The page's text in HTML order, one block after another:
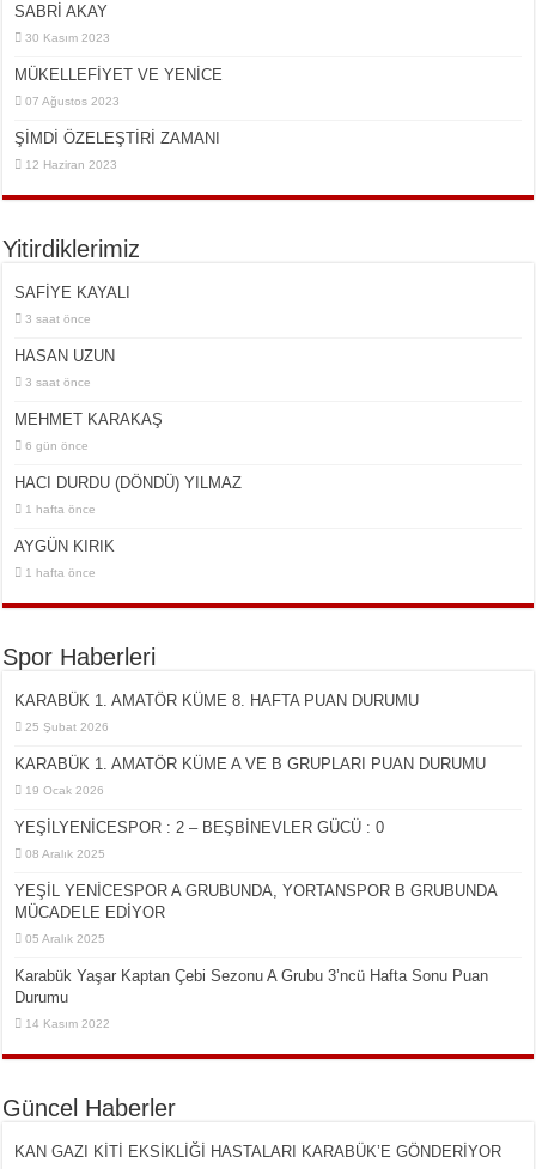
SABRİ AKAY
30 Kasım 2023
MÜKELLEFİYET VE YENİCE
07 Ağustos 2023
ŞİMDİ ÖZELEŞTİRİ ZAMANI
12 Haziran 2023
Yitirdiklerimiz
SAFİYE KAYALI
3 saat önce
HASAN UZUN
3 saat önce
MEHMET KARAKAŞ
6 gün önce
HACI DURDU (DÖNDÜ) YILMAZ
1 hafta önce
AYGÜN KIRIK
1 hafta önce
Spor Haberleri
KARABÜK 1. AMATÖR KÜME 8. HAFTA PUAN DURUMU
25 Şubat 2026
KARABÜK 1. AMATÖR KÜME A VE B GRUPLARI PUAN DURUMU
19 Ocak 2026
YEŞİLYENİCESPOR : 2 – BEŞBİNEVLER GÜCÜ : 0
08 Aralık 2025
YEŞİL YENİCESPOR A GRUBUNDA, YORTANSPOR B GRUBUNDA
MÜCADELE EDİYOR
05 Aralık 2025
Karabük Yaşar Kaptan Çebi Sezonu A Grubu 3’ncü Hafta Sonu Puan
Durumu
14 Kasım 2022
Güncel Haberler
KAN GAZI KİTİ EKSİKLİĞİ HASTALARI KARABÜK’E GÖNDERİYOR